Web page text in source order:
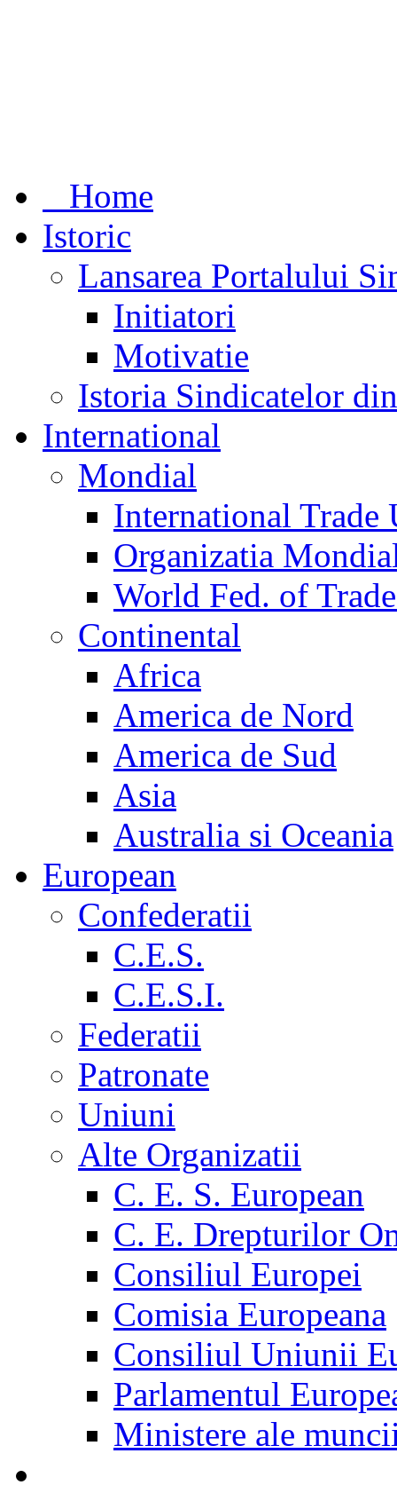
Home
Istoric
Lansarea Portalului
Initiatori
Motivatie
Istoria Sindicatelor
International
Mondial
International Trade
Organizatia
World Fed. of
Continental
Africa
America de Nord
America de Sud
Asia
Australia si Oceania
European
Confederatii
C.E.S.
C.E.S.I.
Federatii
Patronate
Uniuni
Alte Organizatii
C. E. S. European
C. E. Drepturilor
Consiliul Europei
Comisia Europeana
Consiliul Uniunii
Parlamentul
Ministere ale